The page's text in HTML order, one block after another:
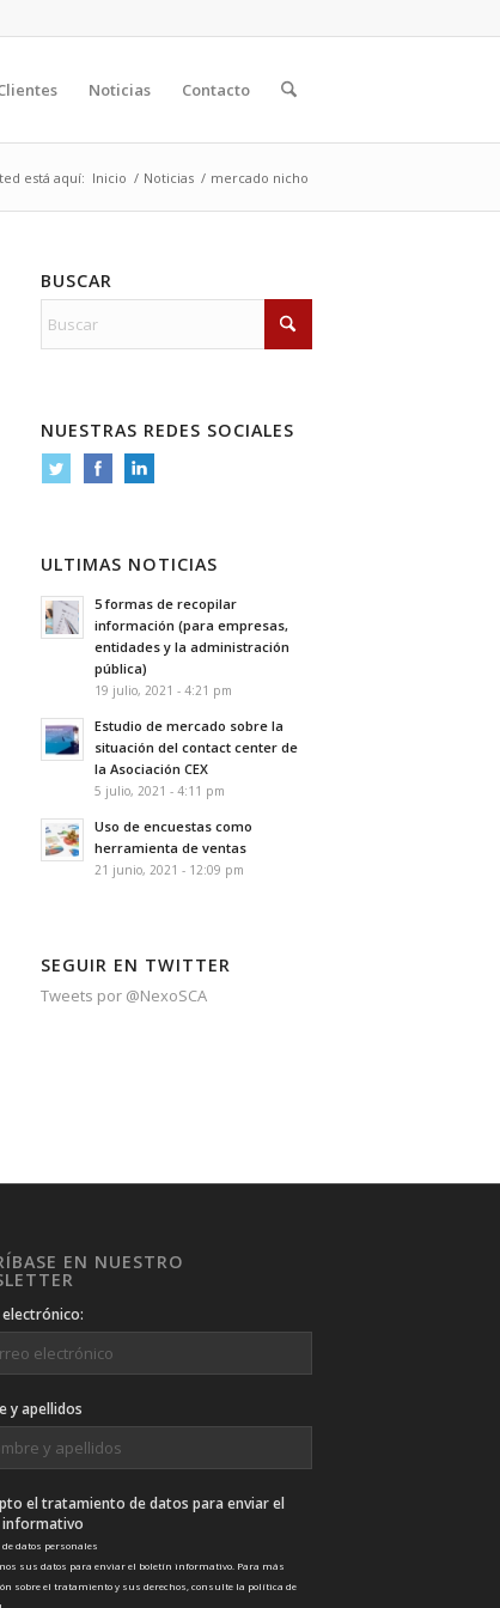
Noticias Contacto
está aquí: Inicio / Noticias / mercado nicho
BUSCAR
NUESTRAS REDES SOCIALES
ULTIMAS NOTICIAS
5 formas de recopilar
información (para empresas,
entidades y la administración
pública)
19 julio, 2021 - 4:21 pm
Estudio de mercado sobre la
situación del contact center de
la Asociación CEX
5 julio, 2021 - 4:11 pm
Uso de encuestas como
herramienta de ventas
21 junio, 2021 - 12:09 pm
SEGUIR EN TWITTER
Tweets por @NexoSCA
EN NUESTRO
y apellidos
el tratamiento de datos para enviar el
de datos personales
sus datos para enviar el boletín informativo. Para más
sobre el tratamiento y sus derechos, consulte la política de